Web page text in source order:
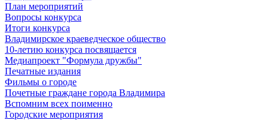
План мероприятий
Вопросы конкурса
Итоги конкурса
Владимирское краеведческое общество
10-летию конкурса посвящается
Медиапроект "Формула дружбы"
Печатные издания
Фильмы о городе
Почетные граждане города Владимира
Вспомним всех поименно
Городские мероприятия